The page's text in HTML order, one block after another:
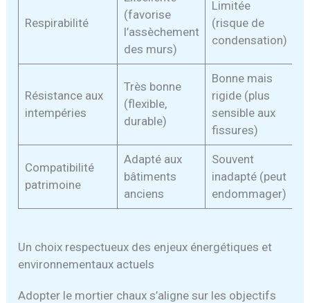
Respirabilité
(favorise
l’assèchement
des murs)
Limitée
(risque de
condensation)
Résistance aux
intempéries
Très bonne
(flexible,
durable)
Bonne mais
rigide (plus
sensible aux
fissures)
Compatibilité
patrimoine
Adapté aux
bâtiments
anciens
Souvent
inadapté (peut
endommager)
Un choix respectueux des enjeux énergétiques et
environnementaux actuels
Adopter le mortier chaux s’aligne sur les objectifs